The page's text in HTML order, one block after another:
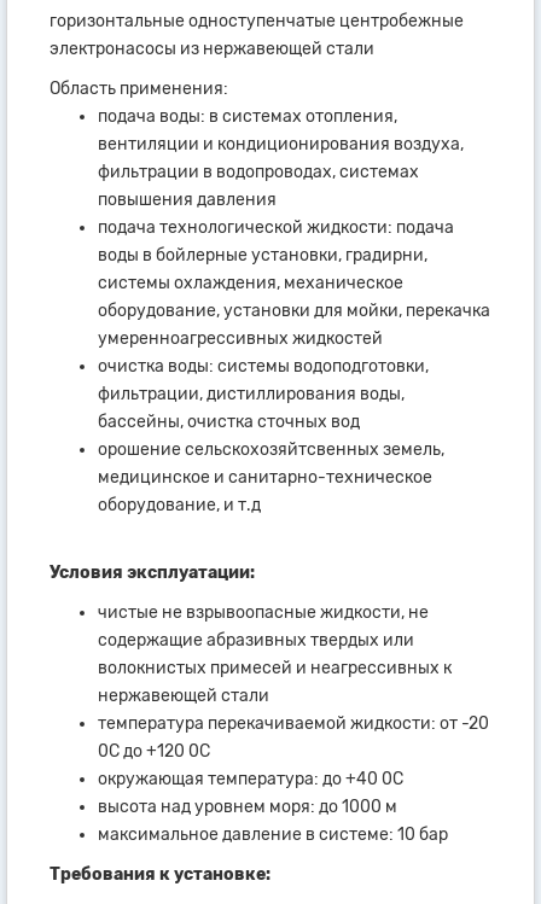
горизонтальные одноступенчатые центробежные
электронасосы из нержавеющей стали
Область применения:
подача воды: в системах отопления,
вентиляции и кондиционирования воздуха,
фильтрации в водопроводах, системах
повышения давления
подача технологической жидкости: подача
воды в бойлерные установки, градирни,
системы охлаждения, механическое
оборудование, установки для мойки, перекачка
умеренноагрессивных жидкостей
очистка воды: системы водоподготовки,
фильтрации, дистиллирования воды,
бассейны, очистка сточных вод
орошение сельскохозяйтсвенных земель,
медицинское и санитарно-техническое
оборудование, и т.д
Условия эксплуатации:
чистые не взрывоопасные жидкости, не
содержащие абразивных твердых или
волокнистых примесей и неагрессивных к
нержавеющей стали
температура перекачиваемой жидкости: от -20
0С до +120 0С
окружающая температура: до +40 0С
высота над уровнем моря: до 1000 м
максимальное давление в системе: 10 бар
Требования к установке: